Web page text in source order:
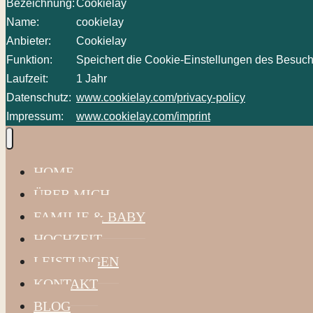
Bezeichnung:Cookielay
Name:
cookielay
Anbieter:
Cookielay
Funktion:
Speichert die Cookie-Einstellungen des
Laufzeit:
1 Jahr
Datenschutz: www.cookielay.com/privacy-policy
Impressum:
www.cookielay.com/imprint
HOME
ÜBER MICH
FAMILIE & BABY
HOCHZEIT
LEISTUNGEN
KONTAKT
BLOG